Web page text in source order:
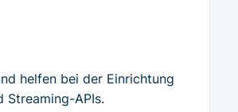
helfen bei der Einrichtung
Streaming-APIs.